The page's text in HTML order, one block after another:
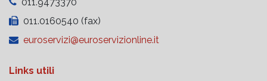
011.0160540 (fax)
euroservizi@euroservizionline.it
Links utili